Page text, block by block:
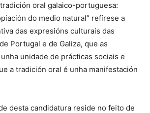
oral galaico-portuguesa:
do medio natural” refírese a
das expresións culturais das
Portugal e de Galiza, que as
unidade de prácticas sociais e
a tradición oral é unha manifestación
desta candidatura reside no feito de